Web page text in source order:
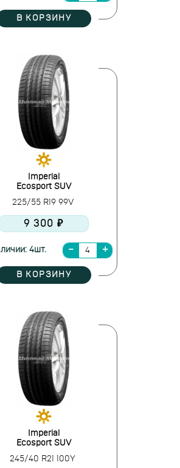
В КОРЗИНУ
Imperial
Ecosport SUV
225/55 R19 99V
9 300 ₽
4шт.
В КОРЗИНУ
Imperial
Ecosport SUV
245/40 R21 100Y